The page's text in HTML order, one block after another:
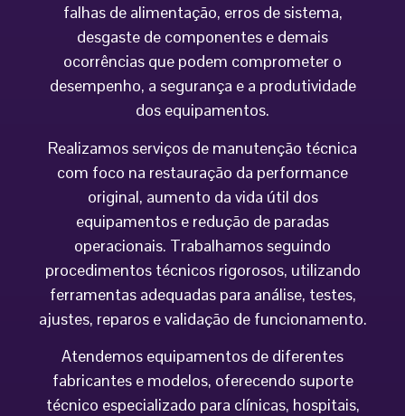
falhas de alimentação, erros de sistema,
desgaste de componentes e demais
ocorrências que podem comprometer o
desempenho, a segurança e a produtividade
dos equipamentos.
Realizamos serviços de manutenção técnica
com foco na restauração da performance
original, aumento da vida útil dos
equipamentos e redução de paradas
operacionais. Trabalhamos seguindo
procedimentos técnicos rigorosos, utilizando
ferramentas adequadas para análise, testes,
ajustes, reparos e validação de funcionamento.
Atendemos equipamentos de diferentes
fabricantes e modelos, oferecendo suporte
técnico especializado para clínicas, hospitais,